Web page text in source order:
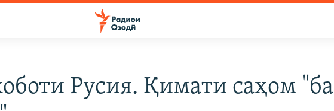
Русия. Қимати саҳом "ба